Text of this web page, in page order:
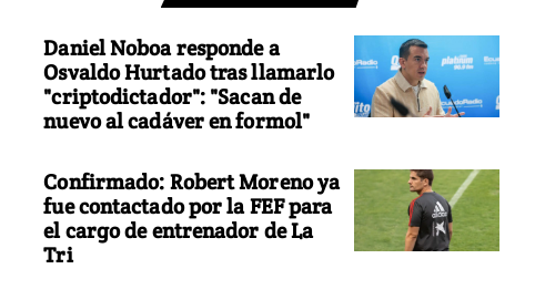
Daniel Noboa responde a
Osvaldo Hurtado tras llamarlo
"criptodictador": "Sacan de
nuevo al cadáver en formol"
Confirmado: Robert Moreno ya
fue contactado por la FEF para
el cargo de entrenador de La
Tri